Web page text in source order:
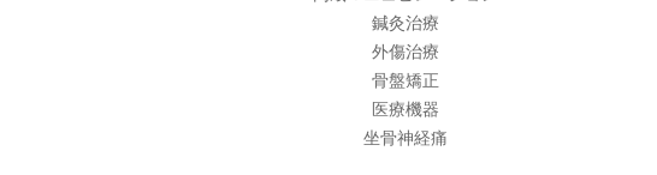
鍼灸治療
外傷治療
骨盤矯正
医療機器
坐骨神経痛